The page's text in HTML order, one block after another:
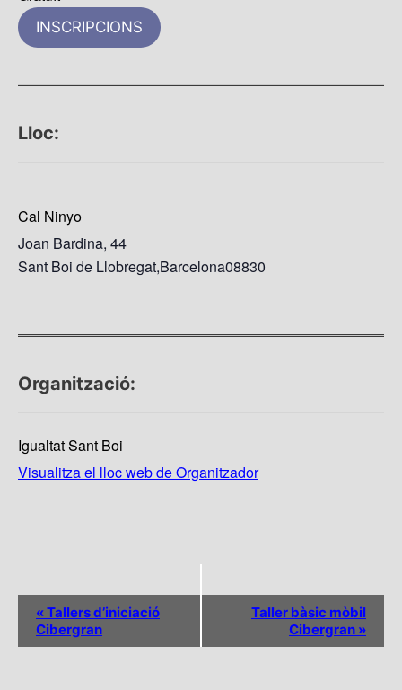
INSCRIPCIONS
Lloc:
Cal Ninyo
Joan Bardina, 44
Sant Boi de Llobregat,Barcelona08830
Organització:
Igualtat Sant Boi
Visualitza el lloc web de Organitzador
v
«Tallers d’iniciació
Cibergran
Taller bàsic mòbil
Cibergran »